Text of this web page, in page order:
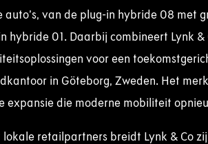
auto’s, van de plug-in hybride 08 met
hybride 01. Daarbij combineert Lynk
voor een
in Göteborg, Zweden. Het
expansie die moderne mobiliteit
retailpartners breidt Lynk & Co